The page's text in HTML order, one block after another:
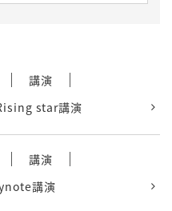
講演
star講演
講演
講演